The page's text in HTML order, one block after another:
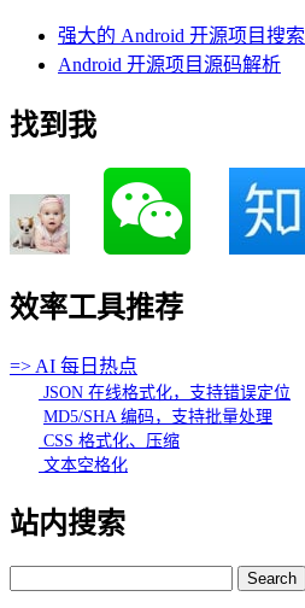
强大的 Android 开源项目搜索
Android 开源项目源码解析
找到我
效率工具推荐
=> AI 每日热点
JSON 在线格式化，支持错误定位
MD5/SHA 编码，支持批量处理
CSS 格式化、压缩
文本空格化
站内搜索
for: